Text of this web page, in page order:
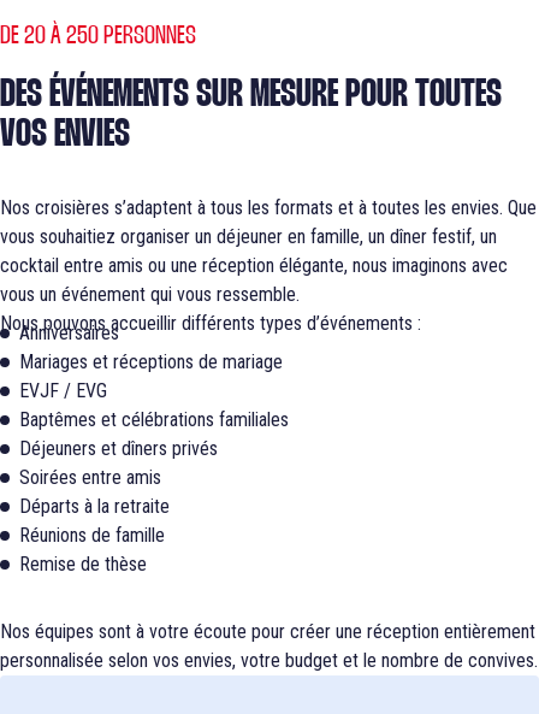
DE 20 À 250 PERSONNES
DES ÉVÉNEMENTS SUR MESURE POUR TOUTES
VOS ENVIES
Nos croisières s’adaptent à tous les formats et à toutes les envies. Que
vous souhaitiez organiser un déjeuner en famille, un dîner festif, un
cocktail entre amis ou une réception élégante, nous imaginons avec
vous un événement qui vous ressemble.
Nous pouvons accueillir différents types d’événements :
Anniversaires
Mariages et réceptions de mariage
EVJF / EVG
Baptêmes et célébrations familiales
Déjeuners et dîners privés
Soirées entre amis
Départs à la retraite
Réunions de famille
Remise de thèse
Nos équipes sont à votre écoute pour créer une réception entièrement
personnalisée selon vos envies, votre budget et le nombre de convives.